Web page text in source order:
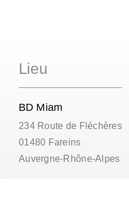
Lieu
BD Miam
234 Route de Fléchères
01480 Fareins
Auvergne-Rhône-Alpes